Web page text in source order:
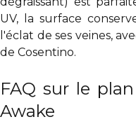
UV, la surface
l'éclat de ses veines,
de Cosentino.
FAQ sur le
Awake